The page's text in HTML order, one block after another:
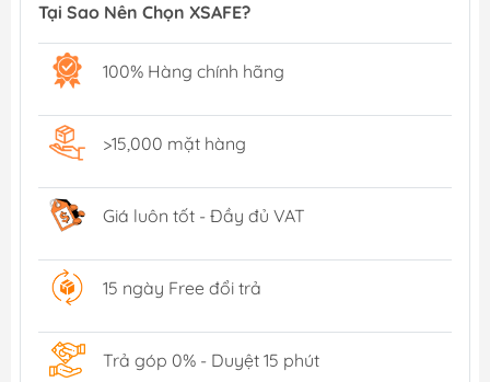
Tại Sao Nên Chọn XSAFE?
100% Hàng chính hãng
>15,000 mặt hàng
Giá luôn tốt - Đầy đủ VAT
15 ngày Free đổi trả
Trả góp 0% - Duyệt 15 phút